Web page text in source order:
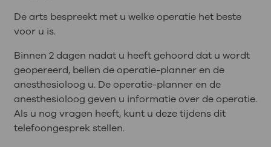
De arts bespreekt met u welke operatie het beste
voor u is.
Binnen 2 dagen nadat u heeft gehoord dat u wordt
geopereerd, bellen de operatie-planner en de
anesthesioloog u. De operatie-planner en de
anesthesioloog geven u informatie over de operatie.
Als u nog vragen heeft, kunt u deze tijdens dit
telefoongesprek stellen.